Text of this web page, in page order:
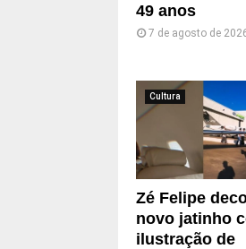
49 anos
7 de agosto de
Cultura
Zé Felipe
novo jatinho
ilustração de